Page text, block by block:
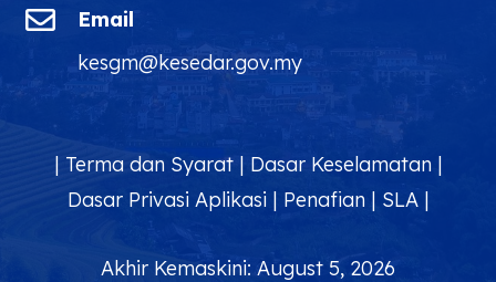

Email
kesgm@kesedar.gov.my
| Terma dan Syarat| Dasar Keselamatan|
Dasar Privasi Aplikasi| Penafian| SLA|
Akhir Kemaskini: August 5, 2026